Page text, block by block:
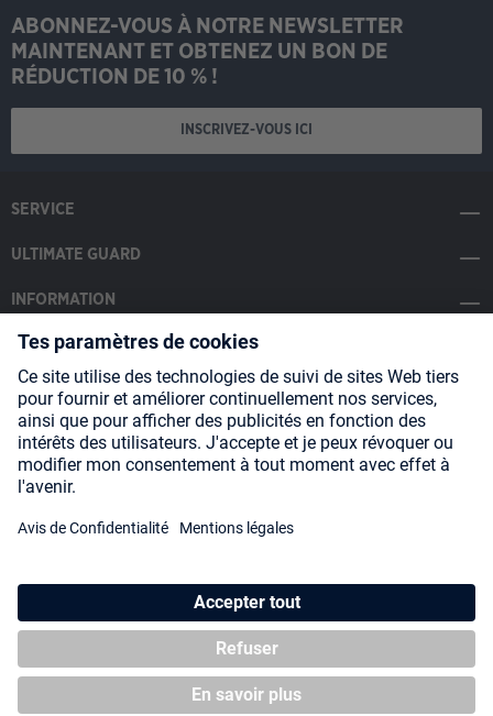
ABONNEZ-VOUS À NOTRE NEWSLETTER
MAINTENANT ET OBTENEZ UN BON DE
RÉDUCTION DE 10 % !
INSCRIVEZ-VOUS ICI
SERVICE
ULTIMATE GUARD
INFORMATION
SOCIAL MEDIA
Payment Methods
Shipping
Blog
* Tous les prix incluent la TVA, plus les frais